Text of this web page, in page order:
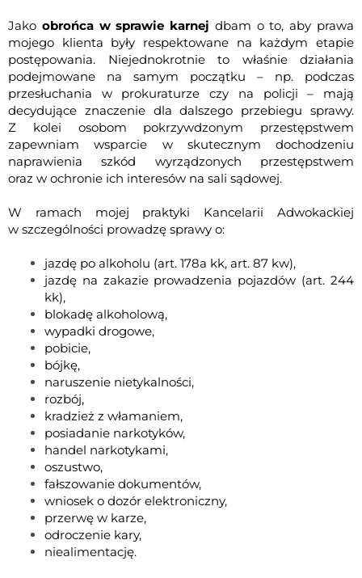
Jako obrońca w sprawie karnej dbam o to, aby prawa
mojego klienta były respektowane na każdym etapie
postępowania. Niejednokrotnie to właśnie działania
podejmowane na samym początku – np. podczas
przesłuchania w prokuraturze czy na policji – mają
decydujące znaczenie dla dalszego przebiegu sprawy.
Z kolei osobom pokrzywdzonym przestępstwem
zapewniam wsparcie w skutecznym dochodzeniu
naprawienia szkód wyrządzonych przestępstwem
oraz w ochronie ich interesów na sali sądowej.
W ramach mojej praktyki Kancelarii Adwokackiej
w szczególności prowadzę sprawy o:
jazdę po alkoholu (art. 178a kk, art. 87 kw),
jazdę na zakazie prowadzenia pojazdów (art. 244
kk),
blokadę alkoholową,
wypadki drogowe,
pobicie,
bójkę,
naruszenie nietykalności,
rozbój,
kradzież z włamaniem,
posiadanie narkotyków,
handel narkotykami,
oszustwo,
fałszowanie dokumentów,
wniosek o dozór elektroniczny,
przerwę w karze,
odroczenie kary,
niealimentację.